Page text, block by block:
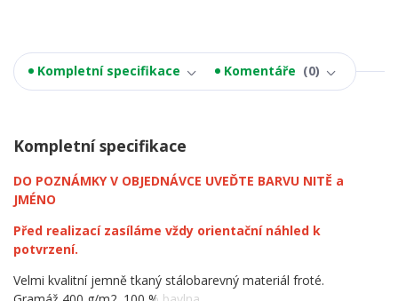
Kompletní specifikace Komentáře 0
Kompletní specifikace
DO POZNÁMKY V OBJEDNÁVCE UVEĎTE BARVU NITĚ a
JMÉNO
Před realizací zasíláme vždy orientační náhled k
potvrzení.
Velmi kvalitní jemně tkaný stálobarevný materiál froté.